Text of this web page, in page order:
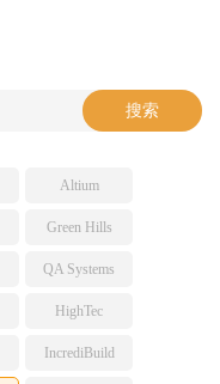
Altium
Green Hills
QA Systems
HighTec
IncrediBuild